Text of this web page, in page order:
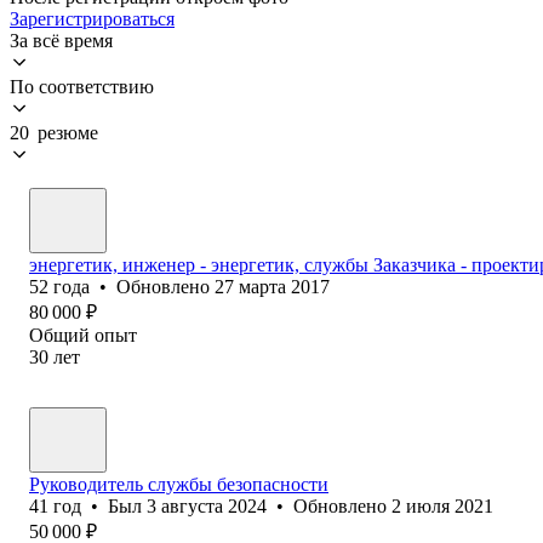
Зарегистрироваться
За всё время
По соответствию
20 резюме
энергетик, инженер - энергетик, службы Заказчика -
52 года • Обновлено 27 марта 2017
80 000 ₽
Общий опыт
30 лет
Руководитель службы безопасности
41 год • Был 3 августа 2024 • Обновлено 2 июля 2021
50 000 ₽